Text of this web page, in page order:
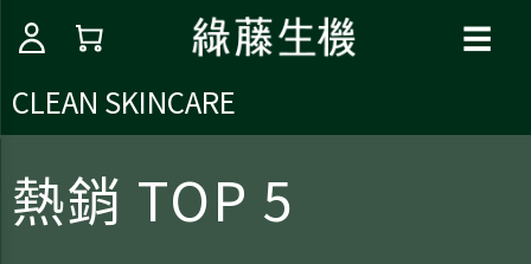
☰
CLEAN SKINCARE
熱銷 TOP 5